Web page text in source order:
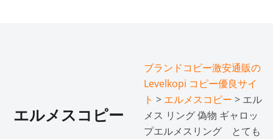
エルメスコピー
ブランドコピー激安通販の
Levelkopi コピー優良サイ
ト > エルメスコピー > エル
メス リング 偽物 ギャロッ
プエルメスリング とても